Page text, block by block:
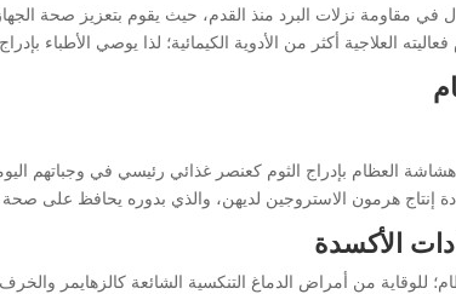
في مقاومة نزلات البرد منذ القدم، حيث يقوم بتعزيز صحة
فعاليته العلاجية أكثر من الأدوية الكيمائية؛ لذا يوصي الأطباء
العظام بإدراج الثوم كعنصر غذائي رئيسي في وجباتهم
إنتاج هرمون الاستروجين لديهن، والذي بدوره يحافظ على صحة
الأكسدة
للوقاية من أمراض الدماغ التنكسية الشائعة كالزهايمر